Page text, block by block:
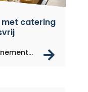
met catering